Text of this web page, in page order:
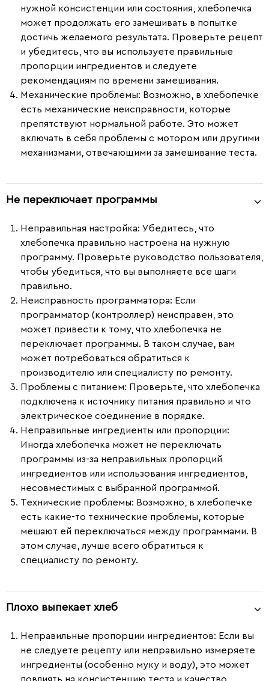
нужной консистенции или состояния, хлебопечка
может продолжать его замешивать в попытке
достичь желаемого результата. Проверьте рецепт
и убедитесь, что вы используете правильные
пропорции ингредиентов и следуете
рекомендациям по времени замешивания.
Механические проблемы: Возможно, в хлебопечке
есть механические неисправности, которые
препятствуют нормальной работе. Это может
включать в себя проблемы с мотором или другими
механизмами, отвечающими за замешивание теста.
Не переключает программы
Неправильная настройка: Убедитесь, что
хлебопечка правильно настроена на нужную
программу. Проверьте руководство пользователя,
чтобы убедиться, что вы выполняете все шаги
правильно.
Неисправность программатора: Если
программатор (контроллер) неисправен, это
может привести к тому, что хлебопечка не
переключает программы. В таком случае, вам
может потребоваться обратиться к
производителю или специалисту по ремонту.
Проблемы с питанием: Проверьте, что хлебопечка
подключена к источнику питания правильно и что
электрическое соединение в порядке.
Неправильные ингредиенты или пропорции:
Иногда хлебопечка может не переключать
программы из-за неправильных пропорций
ингредиентов или использования ингредиентов,
несовместимых с выбранной программой.
Технические проблемы: Возможно, в хлебопечке
есть какие-то технические проблемы, которые
мешают ей переключаться между программами. В
этом случае, лучше всего обратиться к
специалисту по ремонту.
Плохо выпекает хлеб
Неправильные пропорции ингредиентов: Если вы
не следуете рецепту или неправильно измеряете
ингредиенты (особенно муку и воду), это может